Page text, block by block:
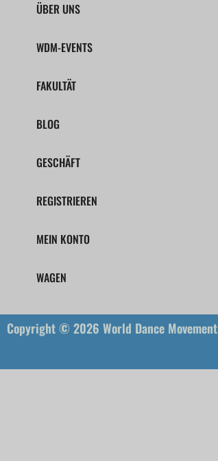
ÜBER UNS
WDM-EVENTS
FAKULTÄT
BLOG
GESCHÄFT
REGISTRIEREN
MEIN KONTO
WAGEN
Copyright © 2026 World Dance Movement